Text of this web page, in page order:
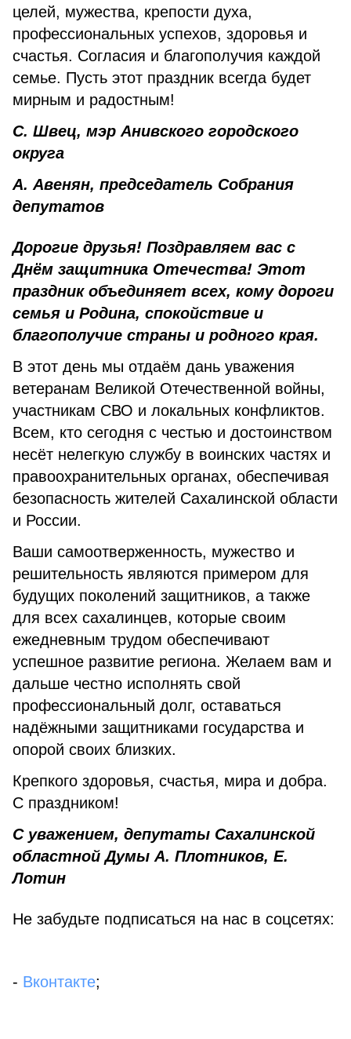
целей, мужества, крепости духа,
профессиональных успехов, здоровья и
счастья. Согласия и благополучия каждой
семье. Пусть этот праздник всегда будет
мирным и радостным!
С. Швец, мэр Анивского городского
округа
А. Авенян, председатель Собрания
депутатов
Дорогие друзья! Поздравляем вас с
Днём защитника Отечества! Этот
праздник объединяет всех, кому дороги
семья и Родина, спокойствие и
благополучие страны и родного края.
В этот день мы отдаём дань уважения
ветеранам Великой Отечественной войны,
участникам СВО и локальных конфликтов.
Всем, кто сегодня с честью и достоинством
несёт нелегкую службу в воинских частях и
правоохранительных органах, обеспечивая
безопасность жителей Сахалинской области
и России.
Ваши самоотверженность, мужество и
решительность являются примером для
будущих поколений защитников, а также
для всех сахалинцев, которые своим
ежедневным трудом обеспечивают
успешное развитие региона. Желаем вам и
дальше честно исполнять свой
профессиональный долг, оставаться
надёжными защитниками государства и
опорой своих близких.
Крепкого здоровья, счастья, мира и добра.
С праздником!
С уважением, депутаты Сахалинской
областной Думы А. Плотников, Е.
Лотин
Не забудьте подписаться на нас в соцсетях:
- Вконтакте;